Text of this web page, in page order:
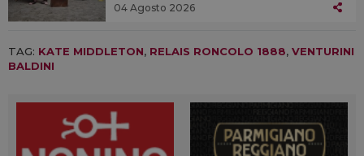
04 Agosto 2026
TAG: KATE MIDDLETON, RELAIS RONCOLO 1888, VENTURINI
BALDINI